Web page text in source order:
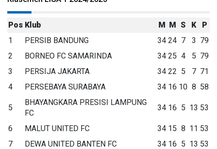
Pos Klub M M S K
P
1
PERSIB BANDUNG 34 24 7 3 79
2
BORNEO FC SAMARINDA 34 25 4 5 79
3
PERSIJA JAKARTA 34 22 5 7 71
4
PERSEBAYA SURABAYA 34 16 10 8 58
5
BHAYANGKARA PRESISI LAMPUNG
FC
34 16 5 13 53
6 MALUT UNITED FC 34 15 8 11 53
7
DEWA UNITED BANTEN FC 34 16 5 13 53